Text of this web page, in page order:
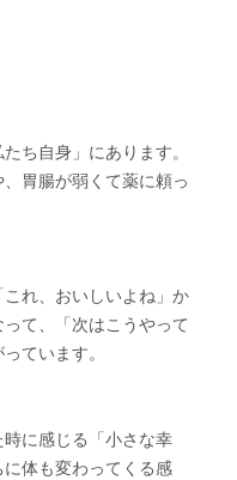
ち自身」にあります。
胃腸が弱くて薬に頼っ
れ、おいしいよね」か
て、「次はこうやって
ています。
に感じる「小さな幸
体も変わってくる感